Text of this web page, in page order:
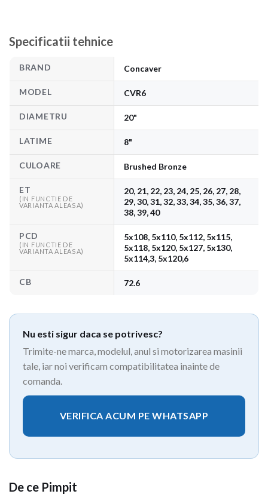
Specificatii tehnice
BRAND Concaver
MODEL CVR6
DIAMETRU 20"
LATIME 8"
CULOARE Brushed Bronze
ET
(IN FUNCTIE DE
VARIANTA ALEASA)
20, 21, 22, 23, 24, 25, 26, 27, 28,
29, 30, 31, 32, 33, 34, 35, 36, 37,
38, 39, 40
PCD
(IN FUNCTIE DE
VARIANTA ALEASA)
5x108, 5x110, 5x112, 5x115,
5x118, 5x120, 5x127, 5x130,
5x114,3, 5x120,6
CB 72.6
Nu esti sigur daca se potrivesc?
Trimite-ne marca, modelul, anul si motorizarea masinii
tale, iar noi verificam compatibilitatea inainte de
comanda.
VERIFICA ACUM PE WHATSAPP
De ce Pimpit